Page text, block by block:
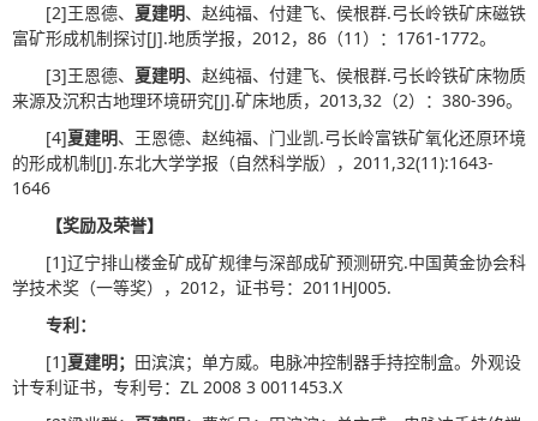
[2]王恩德、 夏建明、赵纯福、付建飞、侯根群.弓长岭铁矿床磁铁
富矿形成机制探讨[J].地质学报，2012，86（11）：1761-1772。
[3]王恩德、 夏建明、赵纯福、付建飞、侯根群.弓长岭铁矿床物质
来源及沉积古地理环境研究[J].矿床地质，2013,32（2）：380-396。
[4]夏建明、王恩德、赵纯福、门业凯.弓长岭富铁矿氧化还原环境
的形成机制[J].东北大学学报（自然科学版），2011,32(11):1643-
1646
【奖励及荣誉】
[1]辽宁排山楼金矿成矿规律与深部成矿预测研究.中国黄金协会科
学技术奖（一等奖），2012，证书号：2011HJ005.
专利：
[1]夏建明； 田滨滨；单方威。电脉冲控制器手持控制盒。外观设
计专利证书，专利号：ZL 2008 3 0011453.X